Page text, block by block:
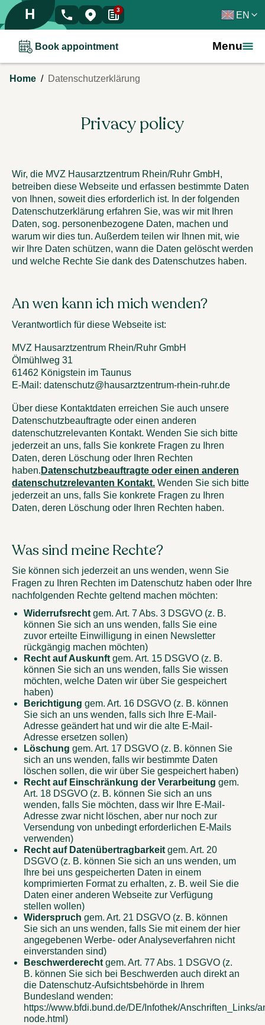
H 3 EN
Book appointment Menu
Home / Datenschutzerklärung
Privacy policy
Wir, die MVZ Hausarztzentrum Rhein/Ruhr GmbH,
betreiben diese Webseite und erfassen bestimmte Daten
von Ihnen, soweit dies erforderlich ist. In der folgenden
Datenschutzerklärung erfahren Sie, was wir mit Ihren
Daten, sog. personenbezogene Daten, machen und
warum wir dies tun. Außerdem teilen wir Ihnen mit, wie
wir Ihre Daten schützen, wann die Daten gelöscht werden
und welche Rechte Sie dank des Datenschutzes haben.
An wen kann ich mich wenden?
Verantwortlich für diese Webseite ist:
MVZ Hausarztzentrum Rhein/Ruhr GmbH
Ölmühlweg 31
61462 Königstein im Taunus
E-Mail: datenschutz@hausarztzentrum-rhein-ruhr.de
Über diese Kontaktdaten erreichen Sie auch unsere
Datenschutzbeauftragte oder einen anderen
datenschutzrelevanten Kontakt. Wenden Sie sich bitte
jederzeit an uns, falls Sie konkrete Fragen zu Ihren
Daten, deren Löschung oder Ihren Rechten
haben. Datenschutzbeauftragte oder einen anderen
datenschutzrelevanten Kontakt. Wenden Sie sich bitte
jederzeit an uns, falls Sie konkrete Fragen zu Ihren
Daten, deren Löschung oder Ihren Rechten haben.
Was sind meine Rechte?
Sie können sich jederzeit an uns wenden, wenn Sie
Fragen zu Ihren Rechten im Datenschutz haben oder Ihre
nachfolgenden Rechte geltend machen möchten:
Widerrufsrecht gem. Art. 7 Abs. 3 DSGVO (z. B.
können Sie sich an uns wenden, falls Sie eine
zuvor erteilte Einwilligung in einen Newsletter
rückgängig machen möchten)
Recht auf Auskunft gem. Art. 15 DSGVO (z. B.
können Sie sich an uns wenden, falls Sie wissen
möchten, welche Daten wir über Sie gespeichert
haben)
Berichtigung gem. Art. 16 DSGVO (z. B. können
Sie sich an uns wenden, falls sich Ihre E-Mail-
Adresse geändert hat und wir die alte E-Mail-
Adresse ersetzen sollen)
Löschung gem. Art. 17 DSGVO (z. B. können Sie
sich an uns wenden, falls wir bestimmte Daten
löschen sollen, die wir über Sie gespeichert haben)
Recht auf Einschränkung der Verarbeitung gem.
Art. 18 DSGVO (z. B. können Sie sich an uns
wenden, falls Sie möchten, dass wir Ihre E-Mail-
Adresse zwar nicht löschen, aber nur noch zur
Versendung von unbedingt erforderlichen E-Mails
verwenden)
Recht auf Datenübertragbarkeit gem. Art. 20
DSGVO (z. B. können Sie sich an uns wenden, um
Ihre bei uns gespeicherten Daten in einem
komprimierten Format zu erhalten, z. B. weil Sie die
Daten einer anderen Webseite zur Verfügung
stellen wollen)
Widerspruch gem. Art. 21 DSGVO (z. B. können
Sie sich an uns wenden, falls Sie mit einem der hier
angegebenen Werbe- oder Analyseverfahren nicht
einverstanden sind)
Beschwerderecht gem. Art. 77 Abs. 1 DSGVO (z.
B. können Sie sich bei Beschwerden auch direkt an
die Datenschutz-Aufsichtsbehörde in Ihrem
Bundesland wenden:
https://www.bfdi.bund.de/DE/Infothek/Anschriften_Links/
node.html)